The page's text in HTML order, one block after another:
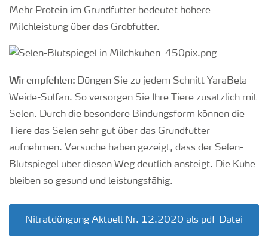
Mehr Protein im Grundfutter bedeutet höhere
Milchleistung über das Grobfutter.
Wir empfehlen: Düngen Sie zu jedem Schnitt YaraBela
Weide-Sulfan. So versorgen Sie Ihre Tiere zusätzlich mit
Selen. Durch die besondere Bindungsform können die
Tiere das Selen sehr gut über das Grundfutter
aufnehmen. Versuche haben gezeigt, dass der Selen-
Blutspiegel über diesen Weg deutlich ansteigt. Die Kühe
bleiben so gesund und leistungsfähig.
Nitratdüngung Aktuell Nr. 12.2020 als pdf-Datei